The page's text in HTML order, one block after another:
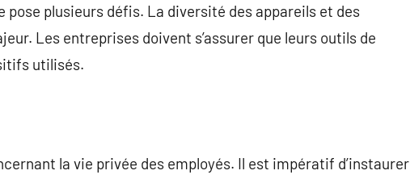
plusieurs défis. La diversité des appareils et des
Les entreprises doivent s’assurer que leurs outils de
utilisés.
la vie privée des employés. Il est impératif d’instaurer